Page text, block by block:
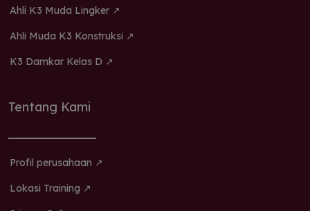
Ahli K3 Muda Lingker ↗
Ahli Muda K3 Konstruksi ↗
K3 Damkar Kelas D ↗
Tentang Kami
Profil perusahaan ↗
Lokasi Training ↗